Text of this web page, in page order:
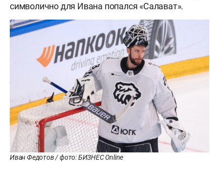
символично для Ивана попался «Салават».
Иван Федотов / фото: БИЗНЕС Online